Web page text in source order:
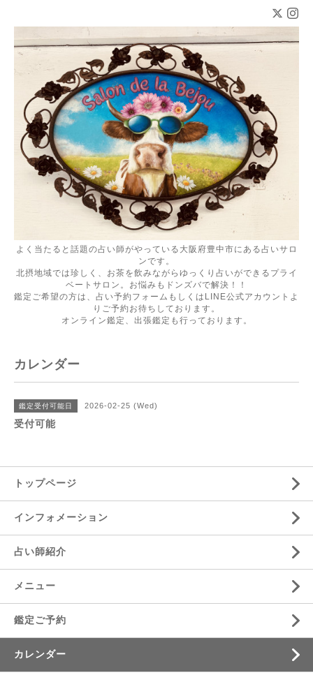
よく当たると話題の占い師がやっている大阪府豊中市にある占いサロ
ンです。
北摂地域では珍しく、お茶を飲みながらゆっくり占いができるプライ
ベートサロン。お悩みもドンズバで解決！！
鑑定ご希望の方は、占い予約フォームもしくはLINE公式アカウントよ
りご予約お待ちしております。
オンライン鑑定、出張鑑定も行っております。
カレンダー
鑑定受付可能日 2026-02-25 (Wed)
受付可能
トップページ
インフォメーション
占い師紹介
メニュー
鑑定ご予約
カレンダー